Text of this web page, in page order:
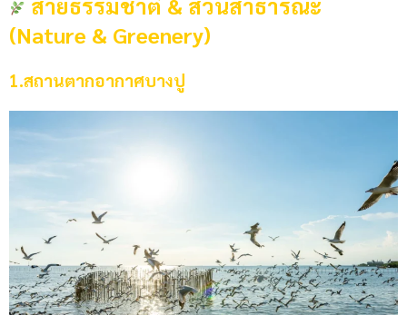
(Nature & Greenery)
1.สถานตากอากาศบางปู